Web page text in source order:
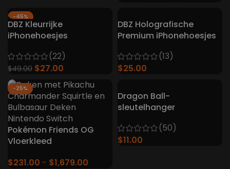
-45%
DBZ Kleurrijke
iPhonehoesjes
(22)
$49.00 $27.00
DBZ Holografische
Premium iPhonehoesjes
(13)
$25.00
-25%
Pokémon Friends OG
Vloerkleed
$231.00 $1,679.00
Dragon Ball-
sleutelhanger
(50)
$11.00